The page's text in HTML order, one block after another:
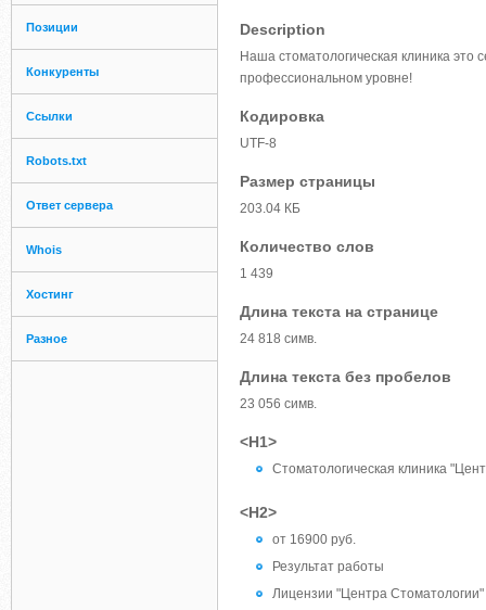
Позиции
Конкуренты
Ссылки
Robots.txt
Ответ сервера
Whois
Хостинг
Разное
Description
Наша стоматологическая клиника это
профессиональном уровне!
Кодировка
UTF-8
Размер страницы
203.04 КБ
Количество слов
1 439
Длина текста на странице
24 818 симв.
Длина текста без пробелов
23 056 симв.
<H1>
Стоматологическая клиника
<H2>
от 16900 руб.
Результат работы
Лицензии "Центра Стоматологии"